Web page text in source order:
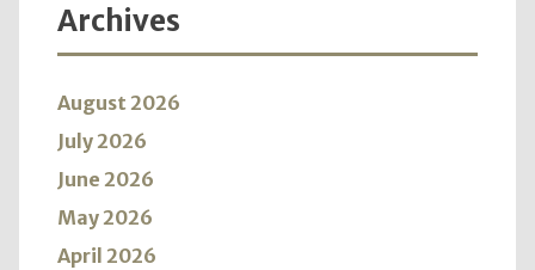
Archives
August 2026
July 2026
June 2026
May 2026
April 2026